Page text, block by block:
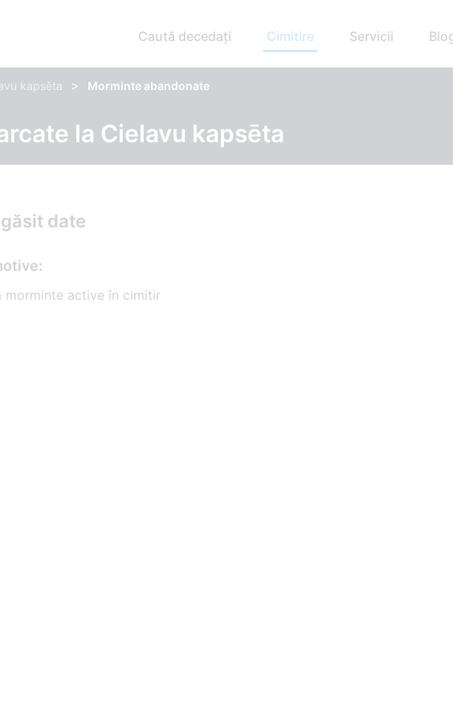
Caută decedați Cimitire Servicii
kapsēta > Morminte abandonate
la Cielavu kapsēta
date
morminte active în cimitir